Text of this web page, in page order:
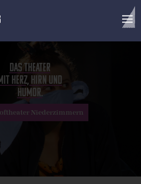
Das Theater
Herz, Hirn und
Humor.
Niederzimmern